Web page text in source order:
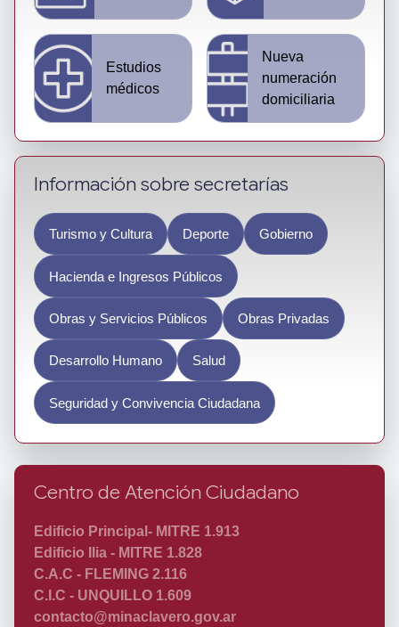
Estudios
médicos
Nueva
numeración
domiciliaria
Información sobre secretarías
Turismo y Cultura Deporte Gobierno
Hacienda e Ingresos Públicos
Obras y Servicios Públicos Obras Privadas
Desarrollo Humano Salud
Seguridad y Convivencia Ciudadana
Centro de Atención Ciudadano
Edificio Principal- MITRE 1.913
Edificio Ilia - MITRE 1.828
C.A.C - FLEMING 2.116
C.I.C - UNQUILLO 1.609
contacto@minaclavero.gov.ar